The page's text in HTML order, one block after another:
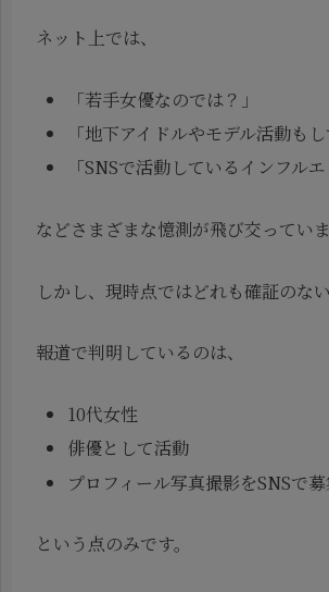
ネット上では、
「若手女優なのでは？」
「地下アイドルやモデル活動もし
「SNSで活動しているインフルエ
などさまざまな憶測が飛び交っていま
しかし、現時点ではどれも確証のない
報道で判明しているのは、
10代女性
俳優として活動
プロフィール写真撮影をSNSで
という点のみです。